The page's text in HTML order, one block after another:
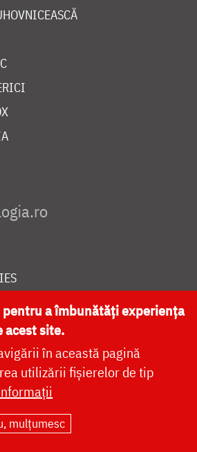
CATEDRALA NAȚIONALĂ
deDOXOLOGIA MEDIA
Iașilor | ©
pentru a îmbunătăți experiența
acest site.
în această pagină
utilizării fișierelor de tip
mulțumesc